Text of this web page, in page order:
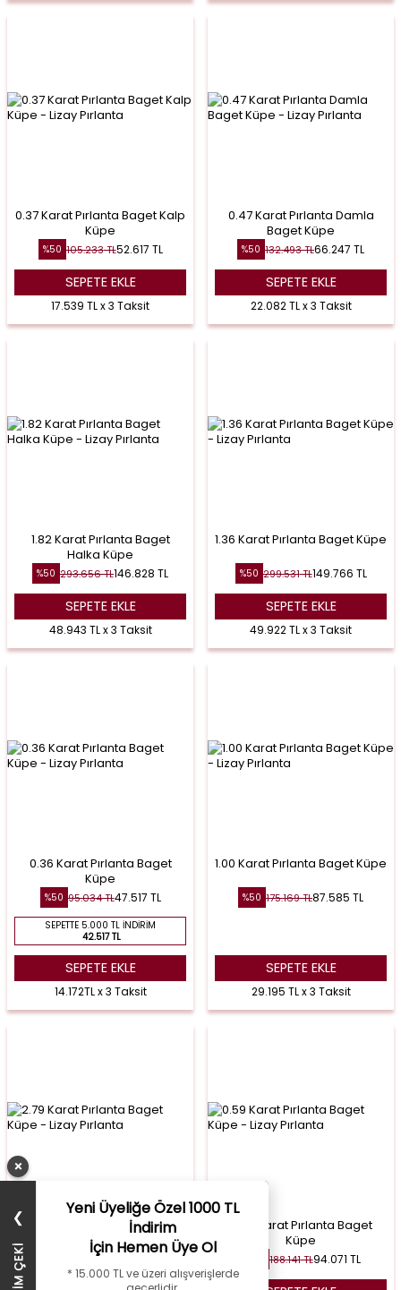
0.37 Karat Pırlanta Baget Kalp
Küpe
%50 105.233TL52.617 TL
SEPETE EKLE
17.539 TL x 3 Taksit
0.47 Karat Pırlanta Damla
Baget Küpe
%50 132.493TL66.247 TL
SEPETE EKLE
22.082 TL x 3 Taksit
1.82 Karat Pırlanta Baget
Halka Küpe
%50 293.656TL146.828 TL
SEPETE EKLE
48.943 TL x 3 Taksit
1.36 Karat Pırlanta Baget Küpe
%50 299.531TL149.766 TL
SEPETE EKLE
49.922 TL x 3 Taksit
0.36 Karat Pırlanta Baget
Küpe
%50 95.034TL47.517 TL
SEPETTE 5.000 TL İNDIRIM
42.517 TL
SEPETE EKLE
14.172TL x 3 Taksit
1.00 Karat Pırlanta Baget Küpe
%50 175.169TL87.585 TL
SEPETE EKLE
29.195 TL x 3 Taksit
2.79 Karat Pırlanta Baget
Küpe
531.758TL
0.59 Karat Pırlanta Baget
Küpe
188.141TL94.071 TL
×
❯
Yeni Üyeliğe Özel 1000 TL
İndirim
İçin Hemen Üye Ol
* 15.000 TL ve üzeri alışverişlerde